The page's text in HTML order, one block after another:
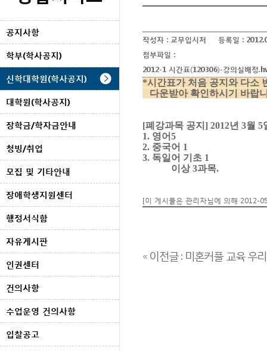
공지사항
학부(학사공지)
신학대학원(학사공지)
대학원(학사공지)
장학금/학자금안내
청빙/취업
모집 및 기타안내
장애학생지원센터
행정서식함
자유게시판
인권센터
건의사항
수업운영 건의사항
입찰공고
작성자 : 교무입시처 등록일 :
첨부파일 :
2012-1 시간표(120306)-강의실배정
*시간표가 처음 공지와 다소
다운받아 확인하시기 바랍
[폐강과목 공지] 2012년 3월 5
1. 영어5
2. 중국어 1
3. 독일어 기초 1
이상 3과목.
[이 게시물은 관리자님에 의해 2012-
« 이전글 : 미혼커플 교육 우